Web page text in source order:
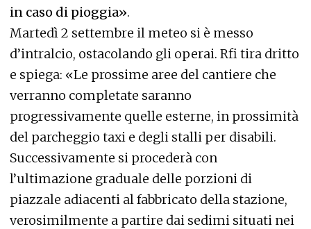
in caso di pioggia».
Martedì 2 settembre il meteo si è messo
d’intralcio, ostacolando gli operai. Rfi tira dritto
e spiega: «Le prossime aree del cantiere che
verranno completate saranno
progressivamente quelle esterne, in prossimità
del parcheggio taxi e degli stalli per disabili.
Successivamente si procederà con
l’ultimazione graduale delle porzioni di
piazzale adiacenti al fabbricato della stazione,
verosimilmente a partire dai sedimi situati nei